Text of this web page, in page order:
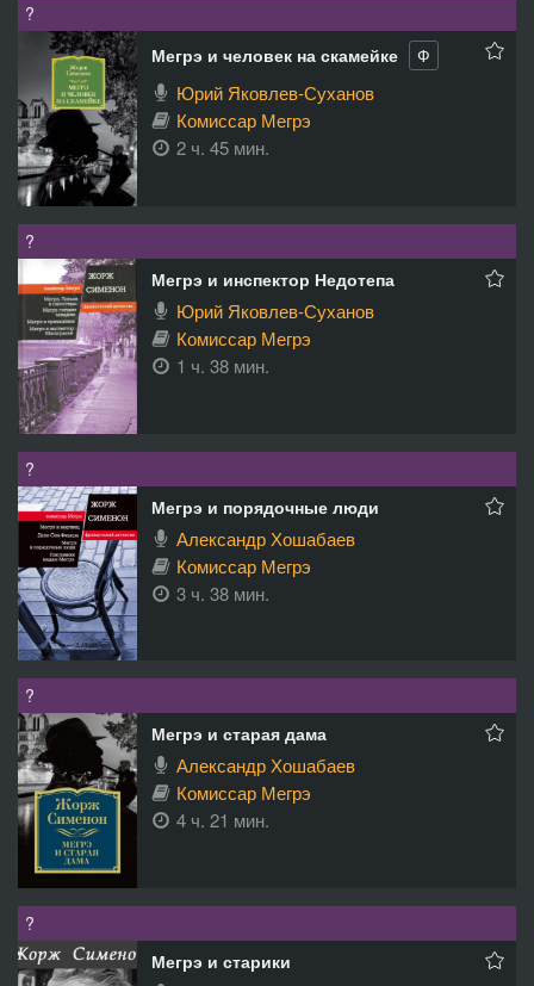
?
Мегрэ и человек на скамейке
Ф
Юрий Яковлев-Суханов
Комиссар Мегрэ
2 ч. 45 мин.
?
Мегрэ и инспектор Недотепа
Юрий Яковлев-Суханов
Комиссар Мегрэ
1 ч. 38 мин.
?
Мегрэ и порядочные люди
Александр Хошабаев
Комиссар Мегрэ
3 ч. 38 мин.
?
Мегрэ и старая дама
Александр Хошабаев
Комиссар Мегрэ
4 ч. 21 мин.
?
Мегрэ и старики